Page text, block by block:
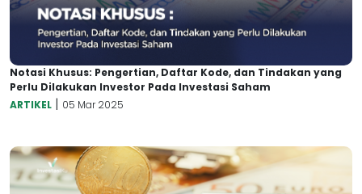
Notasi Khusus: Pengertian, Daftar Kode, dan Tindakan yang
Perlu Dilakukan Investor Pada Investasi Saham
ARTIKEL | 05 Mar 2025